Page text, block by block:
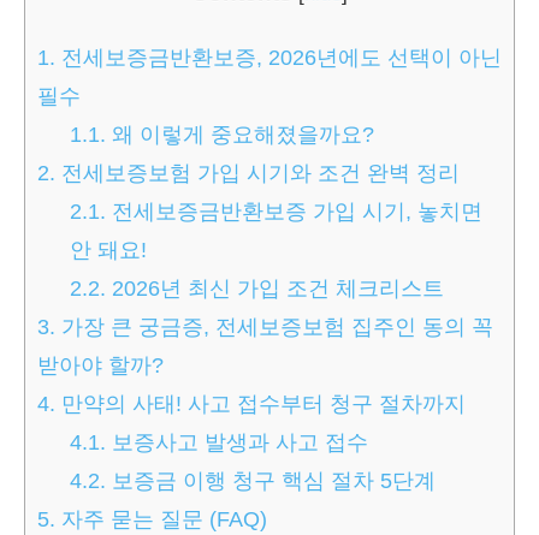
1. 전세보증금반환보증, 2026년에도 선택이 아닌
필수
1.1. 왜 이렇게 중요해졌을까요?
2. 전세보증보험 가입 시기와 조건 완벽 정리
2.1. 전세보증금반환보증 가입 시기, 놓치면
안 돼요!
2.2. 2026년 최신 가입 조건 체크리스트
3. 가장 큰 궁금증, 전세보증보험 집주인 동의 꼭
받아야 할까?
4. 만약의 사태! 사고 접수부터 청구 절차까지
4.1. 보증사고 발생과 사고 접수
4.2. 보증금 이행 청구 핵심 절차 5단계
5. 자주 묻는 질문 (FAQ)